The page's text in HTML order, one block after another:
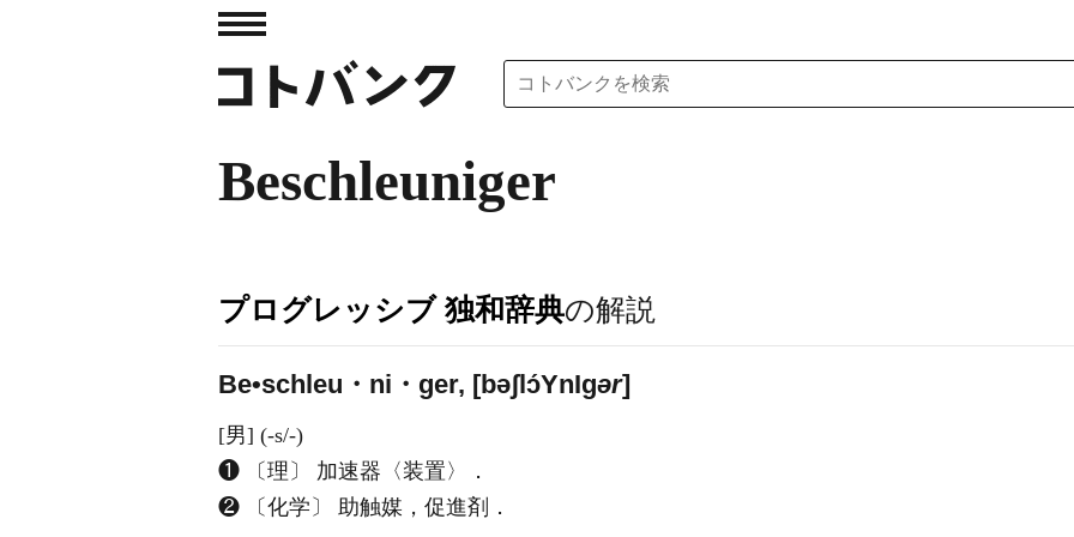
Beschleuniger
プログレッシブ 独和辞典の解説
Be•schleu・ni・ger, [bəʃlɔ́YnIɡər]
[男] (-s/-)
❶ 〔理〕 加速器〈装置〉．
❷ 〔化学〕 助触媒，促進剤．